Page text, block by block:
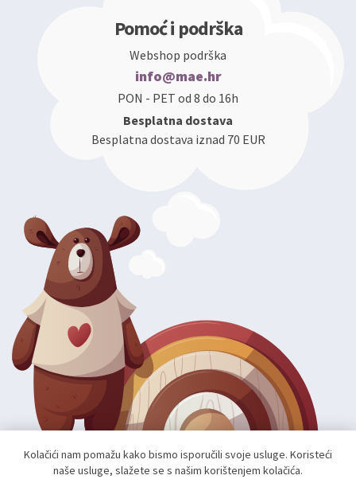
Pomoć i podrška
Webshop podrška
info@mae.hr
PON - PET od 8 do 16h
Besplatna dostava
Besplatna dostava iznad 70 EUR
Kolačići nam pomažu kako bismo isporučili svoje usluge. Koristeći
naše usluge, slažete se s našim korištenjem kolačića.